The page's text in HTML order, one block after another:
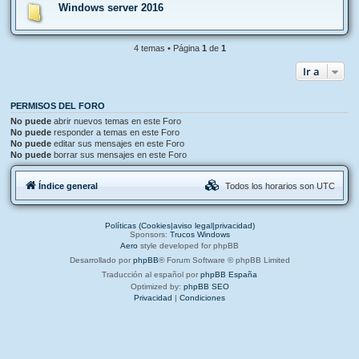
Windows server 2016
4 temas • Página 1 de 1
Ir a
PERMISOS DEL FORO
No puede abrir nuevos temas en este Foro
No puede responder a temas en este Foro
No puede editar sus mensajes en este Foro
No puede borrar sus mensajes en este Foro
Índice general Todos los horarios son UTC
Políticas (Cookies|aviso legal|privacidad)
Sponsors: Trucos Windows
Aero style developed for phpBB
Desarrollado por phpBB® Forum Software © phpBB Limited
Traducción al español por phpBB España
Optimized by: phpBB SEO
Privacidad | Condiciones